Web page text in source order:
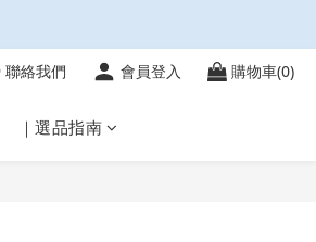
聯絡我們 會員登入 購物車(0)
｜選品指南